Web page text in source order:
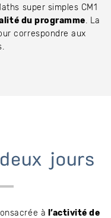
super simples CM1
du programme. La
correspondre aux
deux jours
à l’activité de